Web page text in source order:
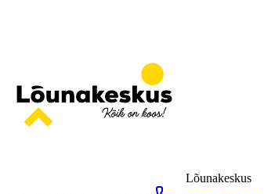
Lõunakeskus